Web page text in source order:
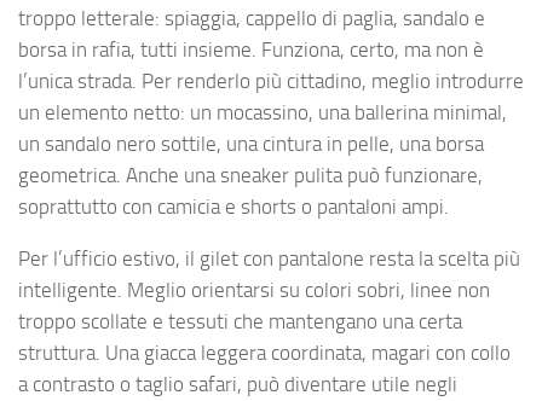
troppo letterale: spiaggia, cappello di paglia, sandalo e
borsa in rafia, tutti insieme. Funziona, certo, ma non è
l’unica strada. Per renderlo più cittadino, meglio introdurre
un elemento netto: un mocassino, una ballerina minimal,
un sandalo nero sottile, una cintura in pelle, una borsa
geometrica. Anche una sneaker pulita può funzionare,
soprattutto con camicia e shorts o pantaloni ampi.
Per l’ufficio estivo, il gilet con pantalone resta la scelta più
intelligente. Meglio orientarsi su colori sobri, linee non
troppo scollate e tessuti che mantengano una certa
struttura. Una giacca leggera coordinata, magari con collo
a contrasto o taglio safari, può diventare utile negli